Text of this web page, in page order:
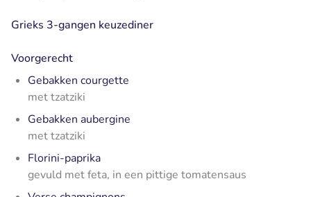
Grieks 3-gangen keuzediner
Voorgerecht
Gebakken courgette
met tzatziki
Gebakken aubergine
met tzatziki
Florini-paprika
gevuld met feta, in een pittige tomatensaus